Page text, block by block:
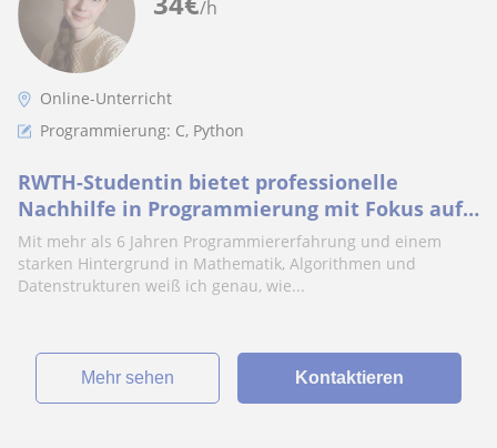
/h
Online-Unterricht
Programmierung: C, Python
RWTH-Studentin bietet professionelle
Nachhilfe in Programmierung mit Fokus auf
Algorithmen und Datenstrukturen
Mit mehr als 6 Jahren Programmiererfahrung und einem
starken Hintergrund in Mathematik, Algorithmen und
Datenstrukturen weiß ich genau, wie...
Mehr sehen Kontaktieren